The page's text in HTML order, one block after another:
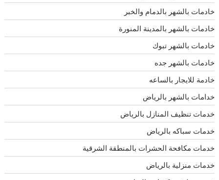
خادمات بالشهر بالدمام والخبر
خادمات بالشهر بالمدينة المنورة
خادمات بالشهر تبوك
خادمات بالشهر جده
خادمة للايجار بالساعه
خدامات بالشهر بالرياض
خدمات تنظيف المنازل بالرياض
خدمات سباكه بالرياض
خدمات مكافحة الحشرات بالمنطقة الشرقية
خدمات منزلية بالرياض